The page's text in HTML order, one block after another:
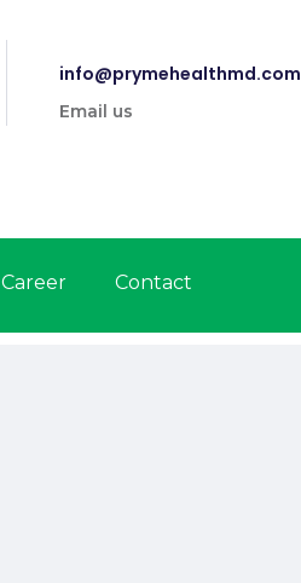
info@prymehealthmd.com
Email us
Career Contact